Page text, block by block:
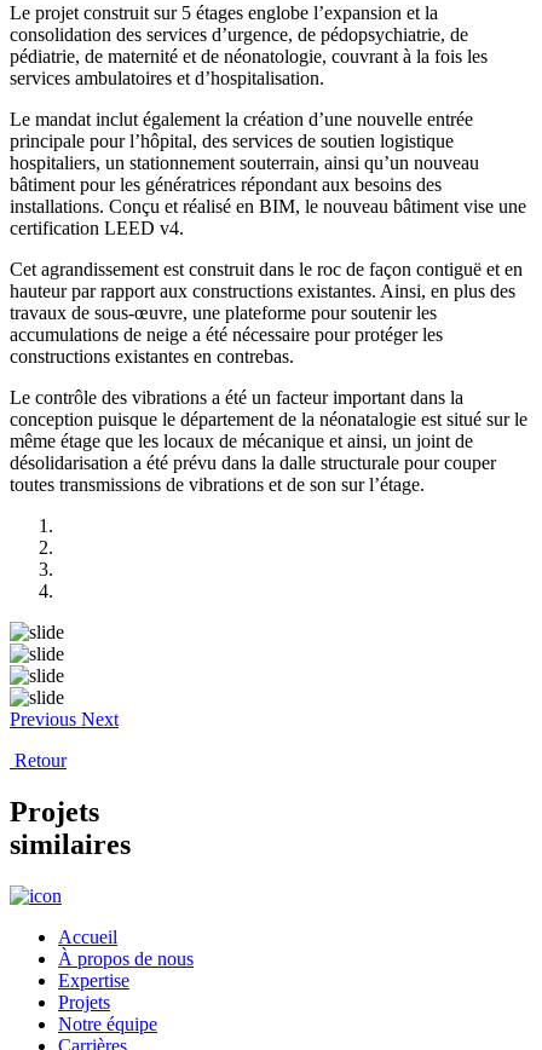
Le projet construit sur 5 étages englobe l’expansion et la
consolidation des services d’urgence, de pédopsychiatrie, de
pédiatrie, de maternité et de néonatologie, couvrant à la fois les
services ambulatoires et d’hospitalisation.
Le mandat inclut également la création d’une nouvelle entrée
principale pour l’hôpital, des services de soutien logistique
hospitaliers, un stationnement souterrain, ainsi qu’un nouveau
bâtiment pour les génératrices répondant aux besoins des
installations. Conçu et réalisé en BIM, le nouveau bâtiment vise une
certification LEED v4.
Cet agrandissement est construit dans le roc de façon contiguë et en
hauteur par rapport aux constructions existantes. Ainsi, en plus des
travaux de sous-œuvre, une plateforme pour soutenir les
accumulations de neige a été nécessaire pour protéger les
constructions existantes en contrebas.
Le contrôle des vibrations a été un facteur important dans la
conception puisque le département de la néonatalogie est situé sur le
même étage que les locaux de mécanique et ainsi, un joint de
désolidarisation a été prévu dans la dalle structurale pour couper
toutes transmissions de vibrations et de son sur l’étage.
Previous Next
Retour
Projets
similaires
Accueil
À propos de nous
Expertise
Projets
Notre équipe
Carrières